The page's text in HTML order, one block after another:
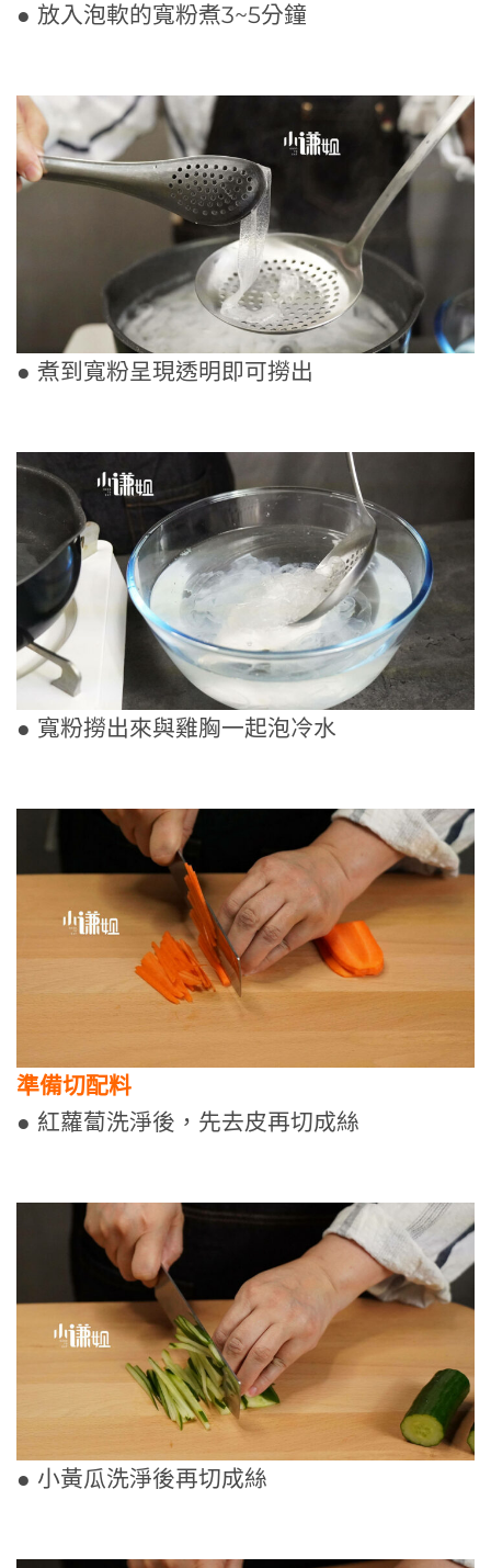
● 放入泡軟的寬粉煮3~5分鐘
● 煮到寬粉呈現透明即可撈出
● 寬粉撈出來與雞胸一起泡冷水
準備切配料
● 紅蘿蔔洗淨後，先去皮再切成絲
● 小黃瓜洗淨後再切成絲